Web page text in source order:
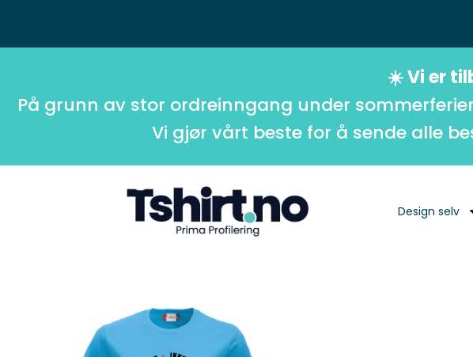
☀️ Vi er
På grunn av stor ordreinngang under
Vi gjør vårt beste for å sende alle
Design selv